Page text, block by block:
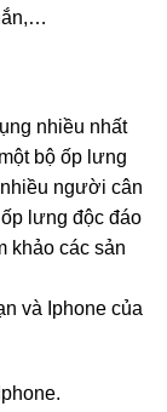
nhiều nhất
bộ ốp lưng
người cân
lưng độc đáo
khảo các sản
và Iphone của